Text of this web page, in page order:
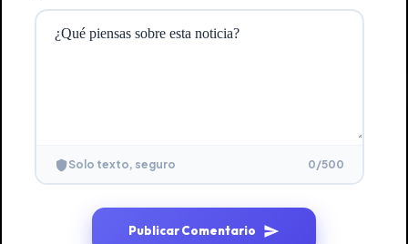
Solo texto, seguro 0/500
Publicar Comentario